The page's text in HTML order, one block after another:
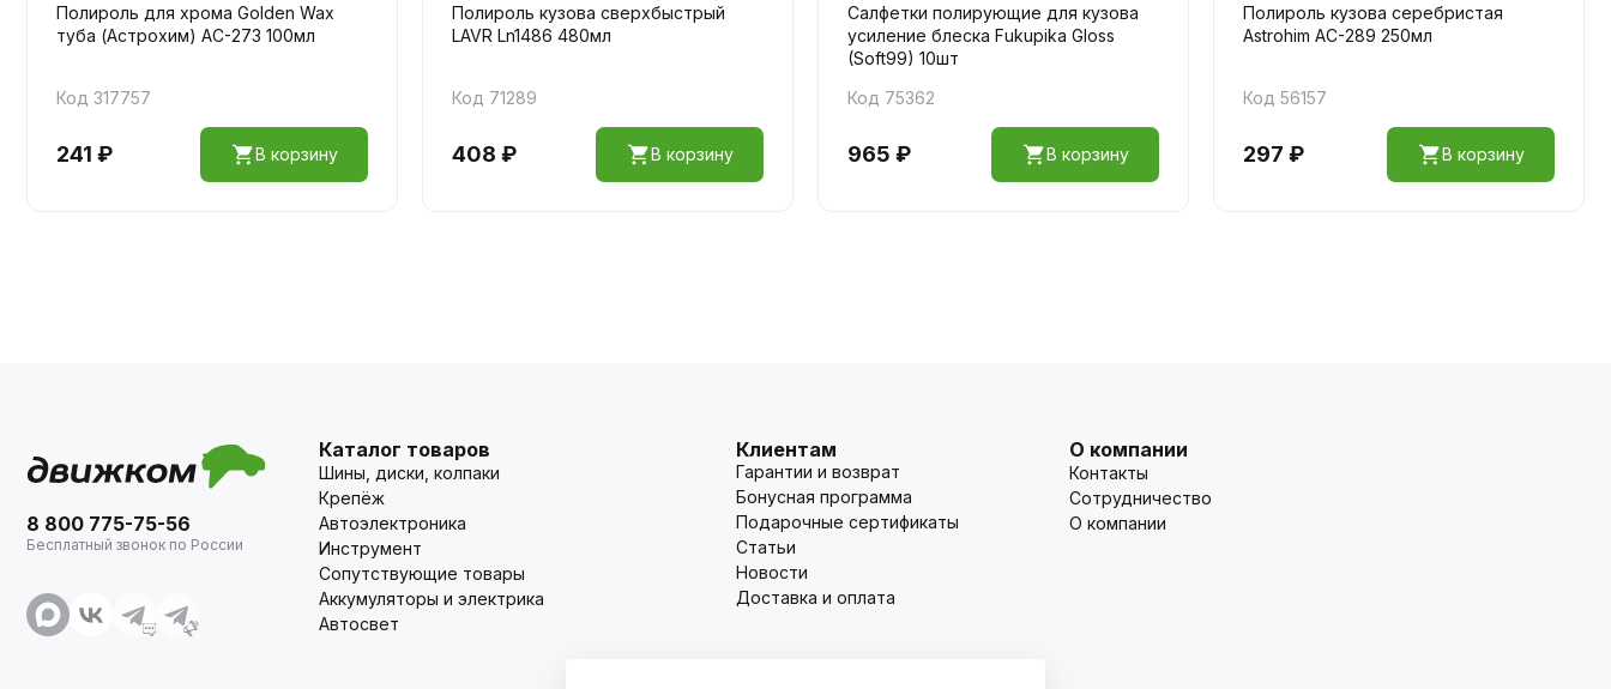
Полироль для хрома Golden Wax
туба (Астрохим) АС-273 100мл
Код 317757
241 ₽ В корзину
Полироль кузова сверхбыстрый
LAVR Ln1486 480мл
Код 71289
408 ₽ В корзину
Салфетки полирующие для кузова
усиление блеска Fukupika Gloss
(Soft99) 10шт
Код 75362
965 ₽ В корзину
Полироль кузова серебристая
Astrohim AC-289 250мл
Код 56157
297 ₽ В корзину
8 800 775-75-56
Бесплатный звонок по России
Каталог товаров
Шины, диски, колпаки
Крепёж
Автоэлектроника
Инструмент
Сопутствующие товары
Аккумуляторы и электрика
Автосвет
Клиентам
Гарантии и возврат
Бонусная программа
Подарочные сертификаты
Статьи
Новости
Доставка и оплата
О компании
Контакты
Сотрудничество
О компании